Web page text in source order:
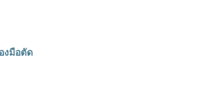
งมือตัด